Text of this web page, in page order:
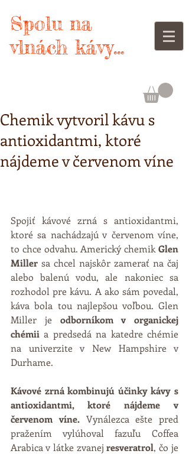
Spolu na
vlnách kávy...
Chemik vytvoril kávu s
antioxidantmi, ktoré
nájdeme v červenom víne
Spojiť kávové zrná s antioxidantmi,
ktoré sa nachádzajú v červenom víne,
to chce odvahu. Americký chemik Glen
Miller sa chcel najskôr zamerať na čaj
alebo balenú vodu, ale nakoniec sa
rozhodol pre kávu. A ako sám povedal,
káva bola tou najlepšou voľbou. Glen
Miller je odborníkom v organickej
chémii a predsedá na katedre chémie
na univerzite v New Hampshire v
Durhame.
Kávové zrná kombinujú účinky kávy s
antioxidantmi, ktoré nájdeme v
červenom víne. Vynálezca ešte pred
pražením vylúhoval fazuľu Coffea
Arabica v látke zvanej resveratrol, čo je